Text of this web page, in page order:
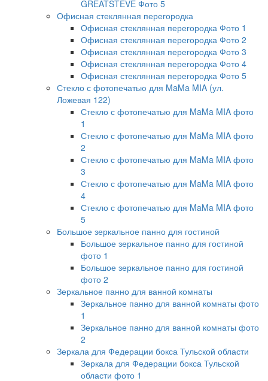
GREATSTEVE Фото 5
Офисная стеклянная перегородка
Офисная стеклянная перегородка Фото 1
Офисная стеклянная перегородка Фото 2
Офисная стеклянная перегородка Фото 3
Офисная стеклянная перегородка Фото 4
Офисная стеклянная перегородка Фото 5
Стекло с фотопечатью для MaMa MIA (ул.
Ложевая 122)
Стекло с фотопечатью для MaMa MIA фото
1
Стекло с фотопечатью для MaMa MIA фото
2
Стекло с фотопечатью для MaMa MIA фото
3
Стекло с фотопечатью для MaMa MIA фото
4
Стекло с фотопечатью для MaMa MIA фото
5
Большое зеркальное панно для гостиной
Большое зеркальное панно для гостиной
фото 1
Большое зеркальное панно для гостиной
фото 2
Зеркальное панно для ванной комнаты
Зеркальное панно для ванной комнаты фото
1
Зеркальное панно для ванной комнаты фото
2
Зеркала для Федерации бокса Тульской области
Зеркала для Федерации бокса Тульской
области фото 1